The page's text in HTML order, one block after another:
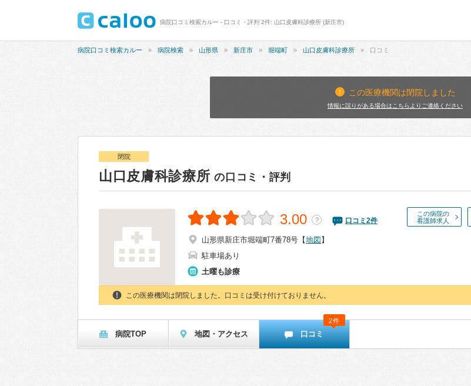
病院口コミ検索カルー - 口コミ・評判 2件: 山口皮膚科診療所 (新庄市)
病院口コミ検索カルー 病院検索 山形県 新庄市 堀端町 山口皮膚科診療所 口コミ
この医療機関は閉院しました
情報に誤りがある場合はこちらよりご連絡ください
閉院
山口皮膚科診療所 の口コミ・評判
この病院の
看護師求人
3.00 ？ 口コミ 2件
山形県新庄市堀端町7番78号 【地図 】
駐車場あり
土曜も診療
この医療機関は閉院しました。口コミは受け付けておりません。
病院TOP 地図・アクセス 口コミ
2件